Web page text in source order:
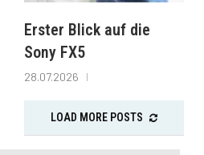
Erster Blick auf die
Sony FX5
28.07.2026
LOAD MORE POSTS